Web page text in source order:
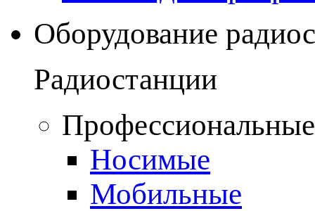
Оборудование
Радиостанции
Носимые
Мобильные